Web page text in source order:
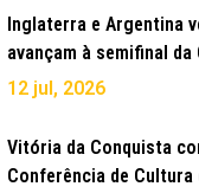
Inglaterra e Argentina
avançam à semifinal da
12 jul, 2026
Vitória da Conquista
Conferência de Cultura